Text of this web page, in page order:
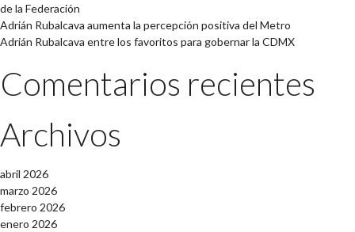
de la Federación
Adrián Rubalcava aumenta la percepción positiva del Metro
Adrián Rubalcava entre los favoritos para gobernar la CDMX
Comentarios recientes
Archivos
abril 2026
marzo 2026
febrero 2026
enero 2026